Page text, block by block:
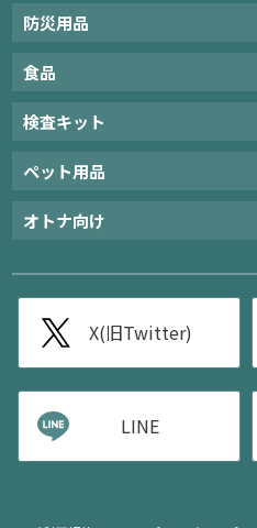
防災用品
食品
検査キット
ペット用品
オトナ向け
X(旧Twitter)
LINE